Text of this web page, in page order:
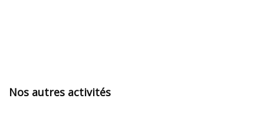
Nos autres activités